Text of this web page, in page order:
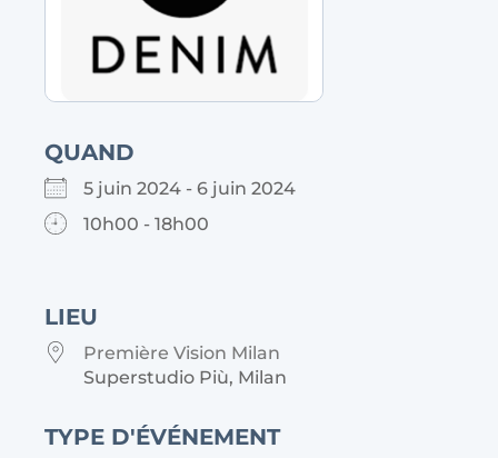
QUAND
5 juin 2024 - 6 juin 2024
10h00 - 18h00
LIEU
Première Vision Milan
Superstudio Più, Milan
TYPE D'ÉVÉNEMENT